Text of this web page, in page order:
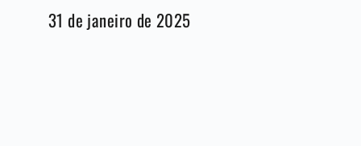
31 de janeiro de 2025